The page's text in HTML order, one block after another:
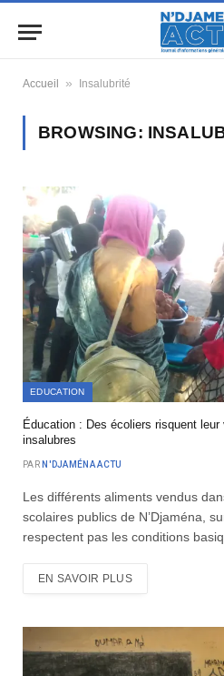
Accueil » Insalubrité
BROWSING:
EDUCATION
Éducation : Des écoliers risquent
insalubres
PAR N'DJAMÉNA ACTU
Les différents aliments vendus
scolaires publics de N’Djaména,
respectent pas les conditions
EN SAVOIR PLUS